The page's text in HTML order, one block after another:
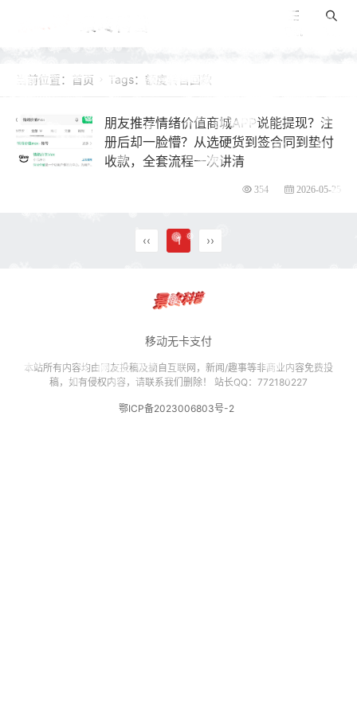
景咚科普
当前位置： 首页  Tags：额度转售回款
朋友推荐情绪价值商城APP说能提现？注
册后却一脸懵？从选硬货到签合同到垫付
收款，全套流程一次讲清
354 2026-05-25
‹‹ 1 ››
移动无卡支付
本站所有内容均由网友投稿及摘自互联网，新闻/趣事等非商业内容免费投
稿，如有侵权内容，请联系我们删除！ 站长QQ：772180227
鄂ICP备2023006803号-2